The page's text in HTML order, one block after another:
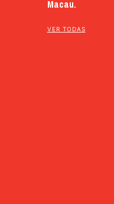
Macau.
VER TODAS